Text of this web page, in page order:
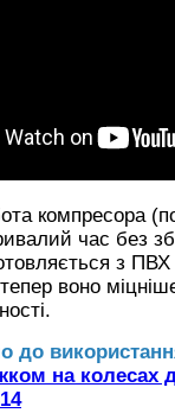
компресора
час без
з ПВХ
воно
до
на колесах